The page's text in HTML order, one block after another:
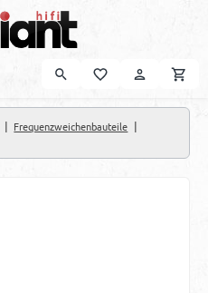
| Frequenzweichenbauteile |